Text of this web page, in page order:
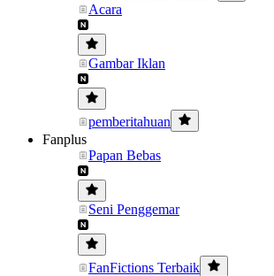
Acara
Gambar Iklan
pemberitahuan
Fanplus
Papan Bebas
Seni Penggemar
FanFictions Terbaik